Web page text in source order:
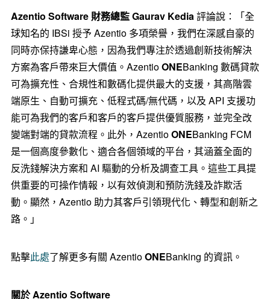
Azentio Software 財務總監Gaurav Kedia評論說：「全
球知名的 IBSi 授予 Azentio 多項榮譽，我們在深感自豪的
同時亦保持謙卑心態，因為我們專注於透過創新技術解決
方案為客戶帶來巨大價值。AzentioONEBanking 數碼貸款
可為擴充性、合規性和數碼化提供最大的支援，其高階雲
端原生、自動可擴充、低程式碼/無代碼，以及 API 支援功
能可為我們的客戶和客戶的客戶提供優質服務，並完全改
變端對端的貸款流程。此外，AzentioONEBanking FCM
是一個高度參數化、適合各個領域的平台，其涵蓋全面的
反洗錢解決方案和 AI 驅動的分析及調查工具。這些工具提
供重要的可操作情報，以有效偵測和預防洗錢及詐欺活
動。顯然，Azentio 助力其客戶引領現代化、轉型和創新之
路。」
點擊此處了解更多有關 AzentioONEBanking 的資訊。
關於Azentio Software